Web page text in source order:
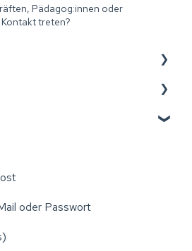
Pädagog:innen oder
treten?
der Einrichtung
Einrichtung verwalten
Gruppen verwalten
verwalten
und An-/Abwesenheiten
oder Passwort